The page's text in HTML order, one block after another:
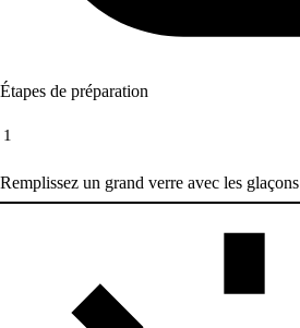
Étapes de préparation
1
Remplissez un grand verre avec les